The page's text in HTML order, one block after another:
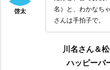
名）と、わかなち
さんは手拍子で。
川名さん＆
ハッピーバ